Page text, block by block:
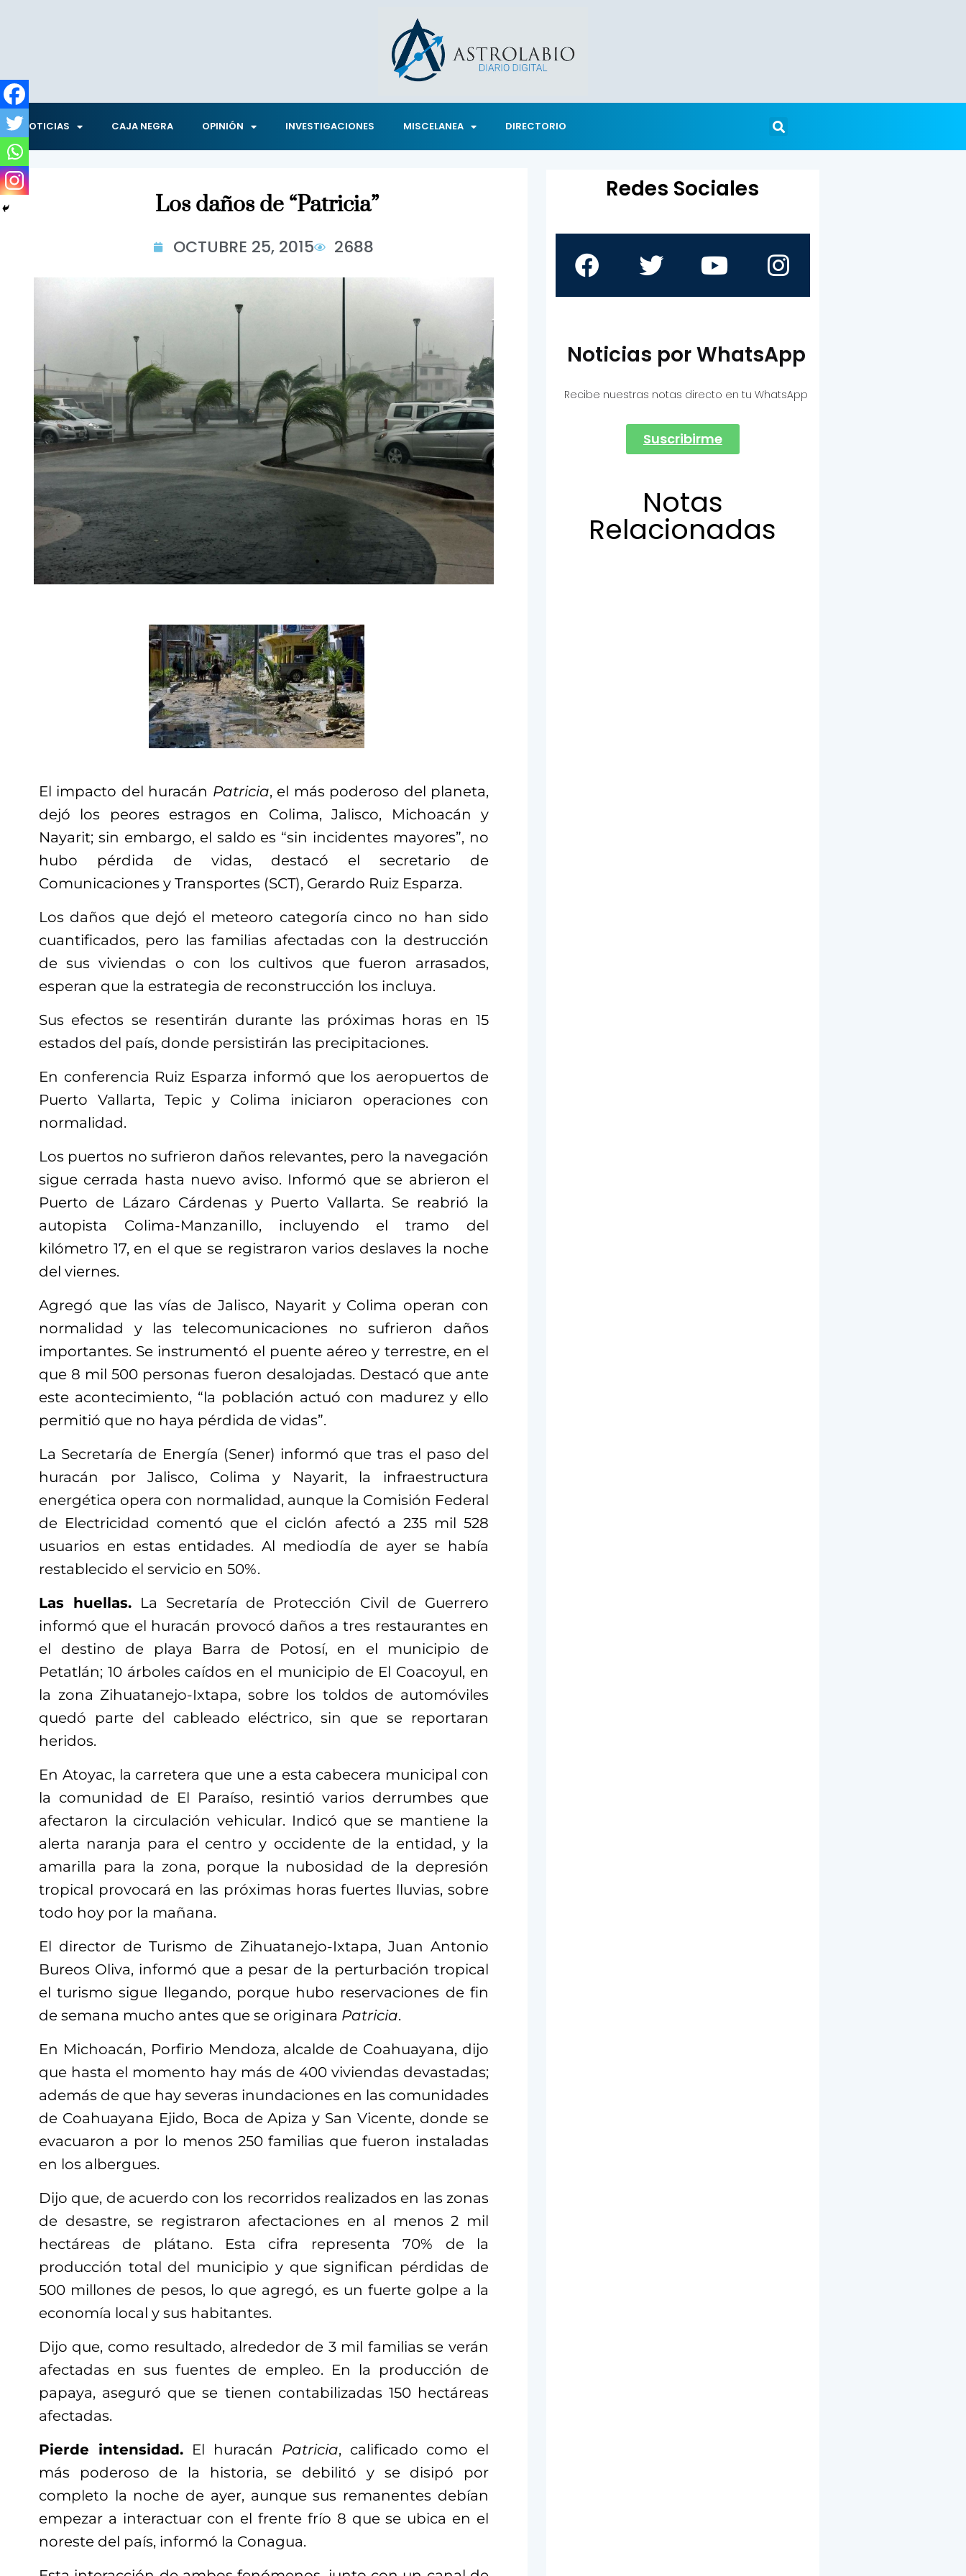
NOTICIAS CAJA NEGRA OPINIÓN INVESTIGACIONES MISCELANEA DIRECTORIO
Los daños de “Patricia”
OCTUBRE 25, 2015 2688
El impacto del huracán Patricia, el más poderoso del planeta,
dejó los peores estragos en Colima, Jalisco, Michoacán y
Nayarit; sin embargo, el saldo es “sin incidentes mayores”, no
hubo pérdida de vidas, destacó el secretario de
Comunicaciones y Transportes (SCT), Gerardo Ruiz Esparza.
Los daños que dejó el meteoro categoría cinco no han sido
cuantificados, pero las familias afectadas con la destrucción
de sus viviendas o con los cultivos que fueron arrasados,
esperan que la estrategia de reconstrucción los incluya.
Sus efectos se resentirán durante las próximas horas en 15
estados del país, donde persistirán las precipitaciones.
En conferencia Ruiz Esparza informó que los aeropuertos de
Puerto Vallarta, Tepic y Colima iniciaron operaciones con
normalidad.
Los puertos no sufrieron daños relevantes, pero la navegación
sigue cerrada hasta nuevo aviso. Informó que se abrieron el
Puerto de Lázaro Cárdenas y Puerto Vallarta. Se reabrió la
autopista Colima-Manzanillo, incluyendo el tramo del
kilómetro 17, en el que se registraron varios deslaves la noche
del viernes.
Agregó que las vías de Jalisco, Nayarit y Colima operan con
normalidad y las telecomunicaciones no sufrieron daños
importantes. Se instrumentó el puente aéreo y terrestre, en el
que 8 mil 500 personas fueron desalojadas. Destacó que ante
este acontecimiento, “la población actuó con madurez y ello
permitió que no haya pérdida de vidas”.
La Secretaría de Energía (Sener) informó que tras el paso del
huracán por Jalisco, Colima y Nayarit, la infraestructura
energética opera con normalidad, aunque la Comisión Federal
de Electricidad comentó que el ciclón afectó a 235 mil 528
usuarios en estas entidades. Al mediodía de ayer se había
restablecido el servicio en 50%.
Las huellas.La Secretaría de Protección Civil de Guerrero
informó que el huracán provocó daños a tres restaurantes en
el destino de playa Barra de Potosí, en el municipio de
Petatlán; 10 árboles caídos en el municipio de El Coacoyul, en
la zona Zihuatanejo-Ixtapa, sobre los toldos de automóviles
quedó parte del cableado eléctrico, sin que se reportaran
heridos.
En Atoyac, la carretera que une a esta cabecera municipal con
la comunidad de El Paraíso, resintió varios derrumbes que
afectaron la circulación vehicular. Indicó que se mantiene la
alerta naranja para el centro y occidente de la entidad, y la
amarilla para la zona, porque la nubosidad de la depresión
tropical provocará en las próximas horas fuertes lluvias, sobre
todo hoy por la mañana.
El director de Turismo de Zihuatanejo-Ixtapa, Juan Antonio
Bureos Oliva, informó que a pesar de la perturbación tropical
el turismo sigue llegando, porque hubo reservaciones de fin
de semana mucho antes que se originara Patricia.
En Michoacán, Porfirio Mendoza, alcalde de Coahuayana, dijo
que hasta el momento hay más de 400 viviendas devastadas;
además de que hay severas inundaciones en las comunidades
de Coahuayana Ejido, Boca de Apiza y San Vicente, donde se
evacuaron a por lo menos 250 familias que fueron instaladas
en los albergues.
Dijo que, de acuerdo con los recorridos realizados en las zonas
de desastre, se registraron afectaciones en al menos 2 mil
hectáreas de plátano. Esta cifra representa 70% de la
producción total del municipio y que significan pérdidas de
500 millones de pesos, lo que agregó, es un fuerte golpe a la
economía local y sus habitantes.
Dijo que, como resultado, alrededor de 3 mil familias se verán
afectadas en sus fuentes de empleo. En la producción de
papaya, aseguró que se tienen contabilizadas 150 hectáreas
afectadas.
Pierde intensidad. El huracán Patricia, calificado como el
más poderoso de la historia, se debilitó y se disipó por
completo la noche de ayer, aunque sus remanentes debían
empezar a interactuar con el frente frío 8 que se ubica en el
noreste del país, informó la Conagua.
Redes Sociales
Noticias por WhatsApp
Recibe nuestras notas directo en tu WhatsApp
Suscribirme
Notas
Relacionadas